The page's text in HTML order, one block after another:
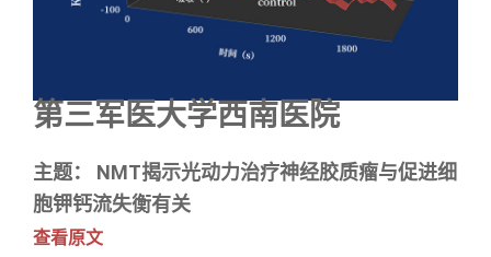
第三军医大学西南医院
主题： NMT揭示光动力治疗神经胶质瘤与促进细
胞钾钙流失衡有关
查看原文